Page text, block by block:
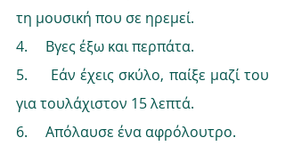
τη μουσική που σε ηρεμεί.
4.     Βγες έξω και περπάτα.
5.     Εάν έχεις σκύλο, παίξε μαζί του
για τουλάχιστον 15 λεπτά.
6.     Απόλαυσε ένα αφρόλουτρο.